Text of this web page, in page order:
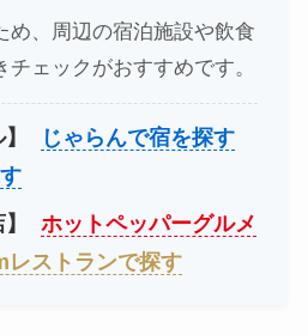
め、周辺の宿泊施設や飲食
ェックがおすすめです。
じゃらんで宿を探す
ホットペッパーグルメ
レストランで探す